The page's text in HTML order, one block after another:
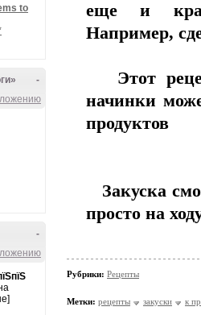
to
-
-
еще и
Например,
Этот
начинки
продуктов
Закуска
просто на
Рубрики: Рецепты
Метки: рецепты закуски к